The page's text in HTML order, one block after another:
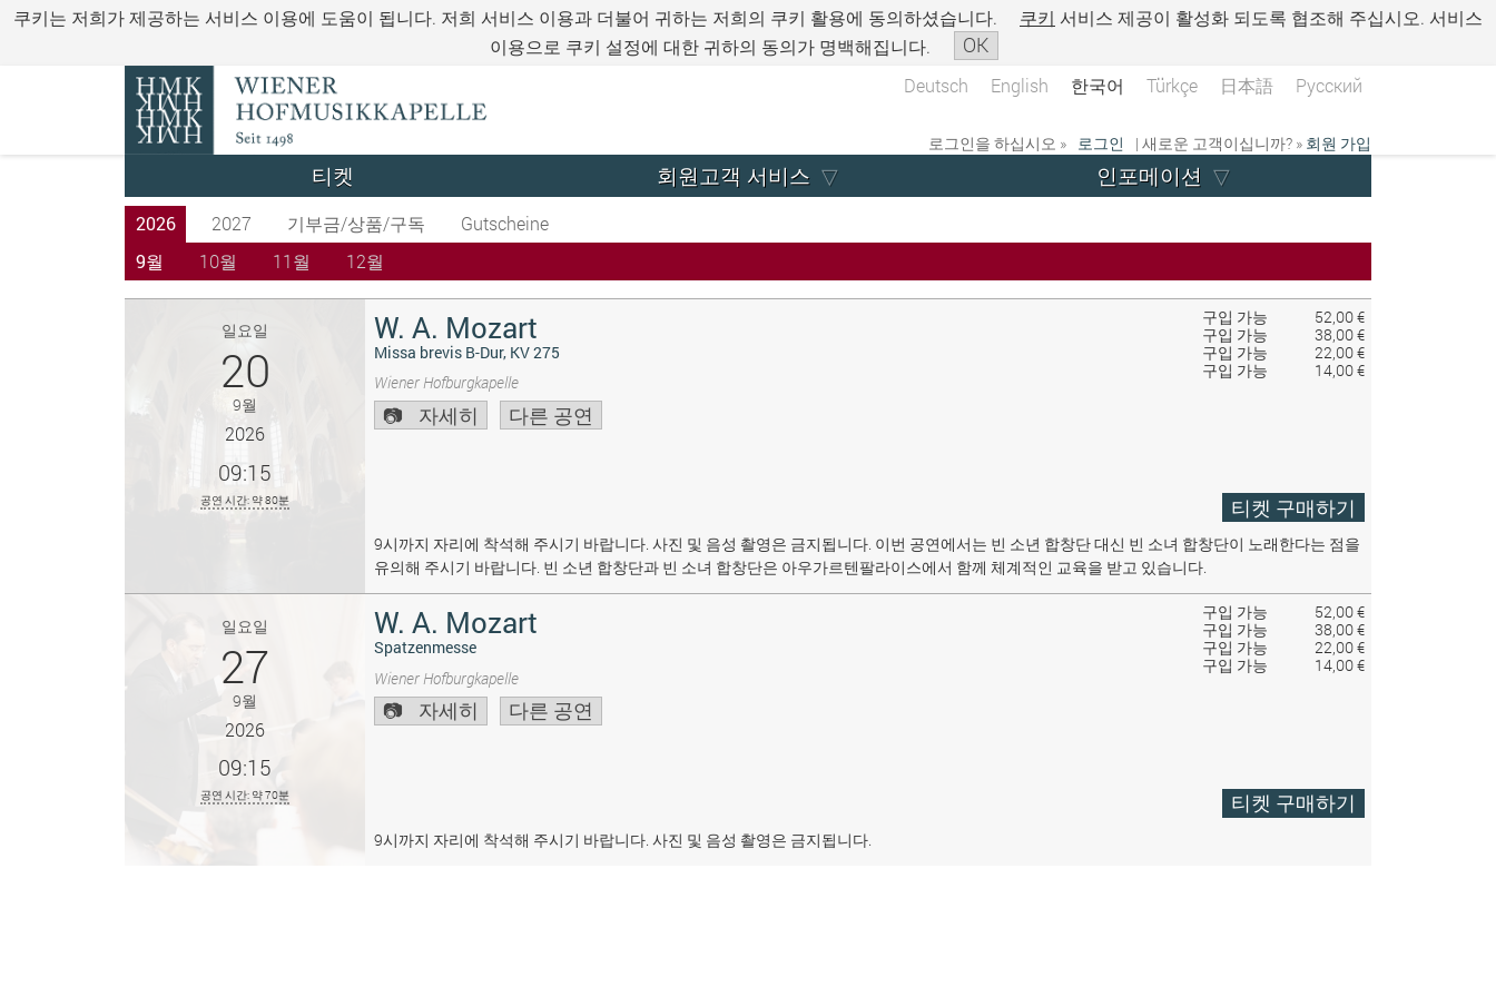
쿠키는 저희가 제공하는 서비스 이용에 도움이 됩니다. 저희 서비스 이용과 더불어 귀하는 저희의 쿠키 활용에 동의하셨습니다. 쿠키 서비스 제공이 활성화 되도록 협조해 주십시오. 서비스
이용으로 쿠키 설정에 대한 귀하의 동의가 명백해집니다.
OK
Deutsch English 한국어 Türkçe 日本語 Русский
로그인을 하십시오 » 로그인 | 새로운 고객이십니까? » 회원 가입
티켓 회원고객 서비스 인포메이션
2026 2027 기부금/상품/구독
Gutscheine
9월
10월 11월 12월
구입 가능
52,00 €
구입 가능
38,00 €
구입 가능
22,00 €
구입 가능
14,00 €
일요일
20
9월
2026
09:15
공연 시간: 약 80분
W. A. Mozart
Missa brevis B-Dur, KV 275
Wiener Hofburgkapelle
자세히 다른 공연
티켓 구매하기
9시까지 자리에 착석해 주시기 바랍니다. 사진 및 음성 촬영은 금지됩니다. 이번 공연에서는 빈 소년 합창단 대신 빈 소녀 합창단이 노래한다는 점을
유의해 주시기 바랍니다. 빈 소년 합창단과 빈 소녀 합창단은 아우가르텐팔라이스에서 함께 체계적인 교육을 받고 있습니다.
구입 가능
52,00 €
구입 가능
38,00 €
구입 가능
22,00 €
구입 가능
14,00 €
일요일
27
9월
2026
09:15
공연 시간: 약 70분
W. A. Mozart
Spatzenmesse
Wiener Hofburgkapelle
자세히 다른 공연
티켓 구매하기
9시까지 자리에 착석해 주시기 바랍니다. 사진 및 음성 촬영은 금지됩니다.